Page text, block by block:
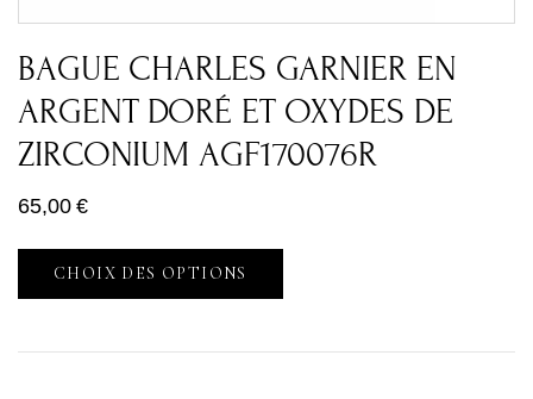
BAGUE CHARLES GARNIER EN
ARGENT DORÉ ET OXYDES DE
ZIRCONIUM AGF170076R
65,00€
CHOIX DES OPTIONS